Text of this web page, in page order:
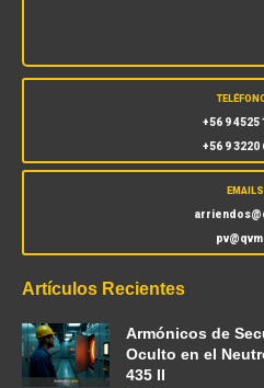
+56 9 4525
+56 9 3220
EMAILS
Artículos Recientes
Armónicos de
Oculto en el
435 II